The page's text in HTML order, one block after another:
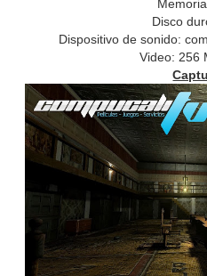
Disco
Dispositivo de sonido:
Video: 256